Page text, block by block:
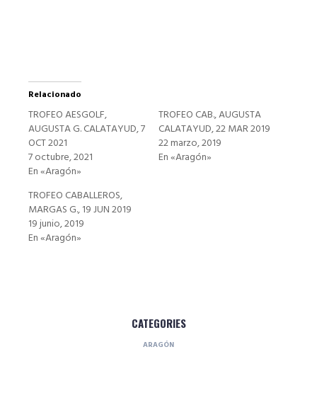
Relacionado
TROFEO AESGOLF,
AUGUSTA G. CALATAYUD, 7
OCT 2021
7 octubre, 2021
En «Aragón»
TROFEO CAB., AUGUSTA
CALATAYUD, 22 MAR 2019
22 marzo, 2019
En «Aragón»
TROFEO CABALLEROS,
MARGAS G., 19 JUN 2019
19 junio, 2019
En «Aragón»
CATEGORIES
ARAGÓN